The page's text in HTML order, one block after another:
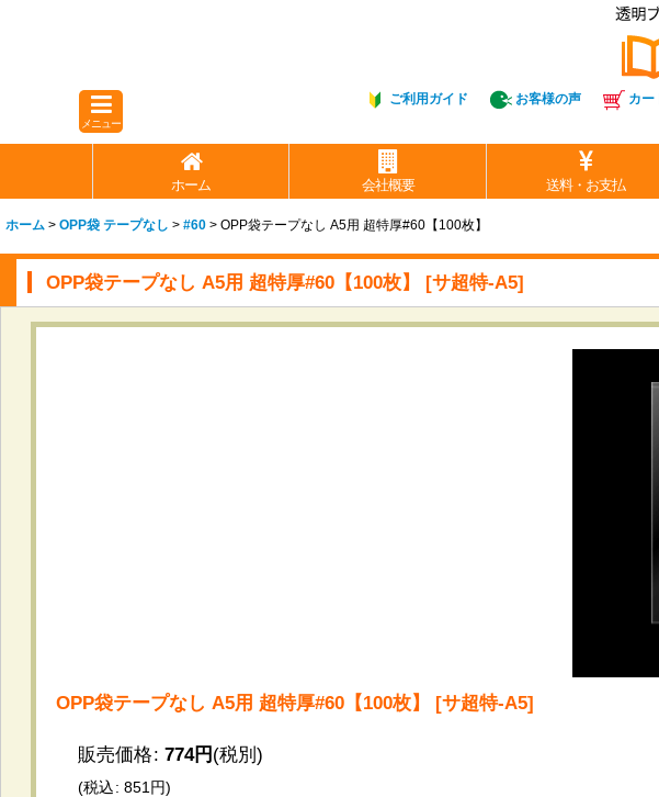
ご利用ガイド お客様の声 カー
メニュー
ホーム 会社概要 送料・お支払
ホーム > OPP袋 テープなし > #60 > OPP袋テープなし A5用 超特厚#60【100枚】
OPP袋テープなし A5用 超特厚#60【100枚】 [サ超特-A5]
OPP袋テープなし A5用 超特厚#60【100枚】 [サ超特-A5]
販売価格: 774円(税別)
(税込: 851 円)